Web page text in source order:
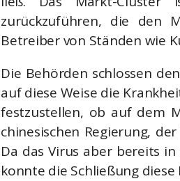
zurückzuführen, die den
Betreiber von Ständen wie
Die Behörden schlossen
auf diese Weise die
festzustellen, ob auf dem
chinesischen Regierung,
Da das Virus aber bereits
konnte die Schließung